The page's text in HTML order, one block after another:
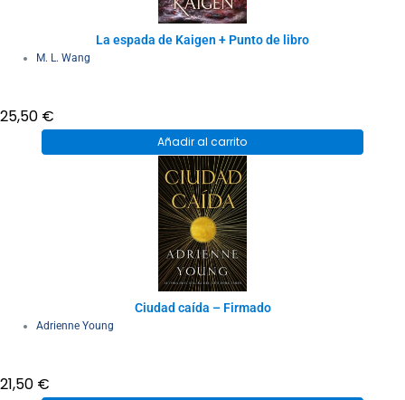
La espada de Kaigen + Punto de libro
M. L. Wang
25,50 €
Añadir al carrito
Ciudad caída – Firmado
Adrienne Young
21,50 €